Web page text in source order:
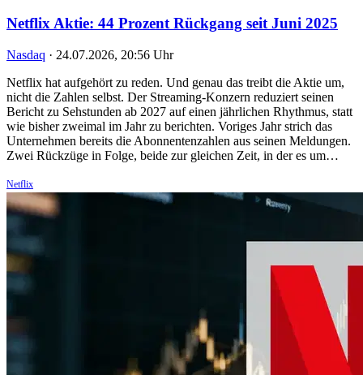
Netflix Aktie: 44 Prozent Rückgang seit Juni 2025
Nasdaq · 24.07.2026, 20:56 Uhr
Netflix hat aufgehört zu reden. Und genau das treibt die Aktie um,
nicht die Zahlen selbst. Der Streaming-Konzern reduziert seinen
Bericht zu Sehstunden ab 2027 auf einen jährlichen Rhythmus, statt
wie bisher zweimal im Jahr zu berichten. Voriges Jahr strich das
Unternehmen bereits die Abonnentenzahlen aus seinen Meldungen.
Zwei Rückzüge in Folge, beide zur gleichen Zeit, in der es um…
Netflix